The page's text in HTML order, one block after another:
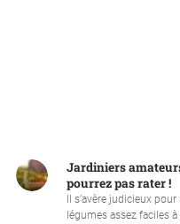
Jardiniers
pourrez pas rater !
Il s’avère judicieux
légumes assez faciles